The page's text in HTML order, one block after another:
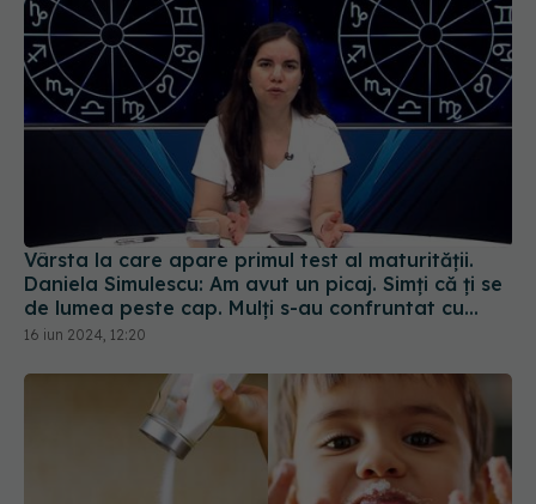
Vârsta la care apare primul test al maturității.
Daniela Simulescu: Am avut un picaj. Simți că ți se
de lumea peste cap. Mulți s-au confruntat cu
multe clase de demoni interiori
16 iun 2024, 12:20